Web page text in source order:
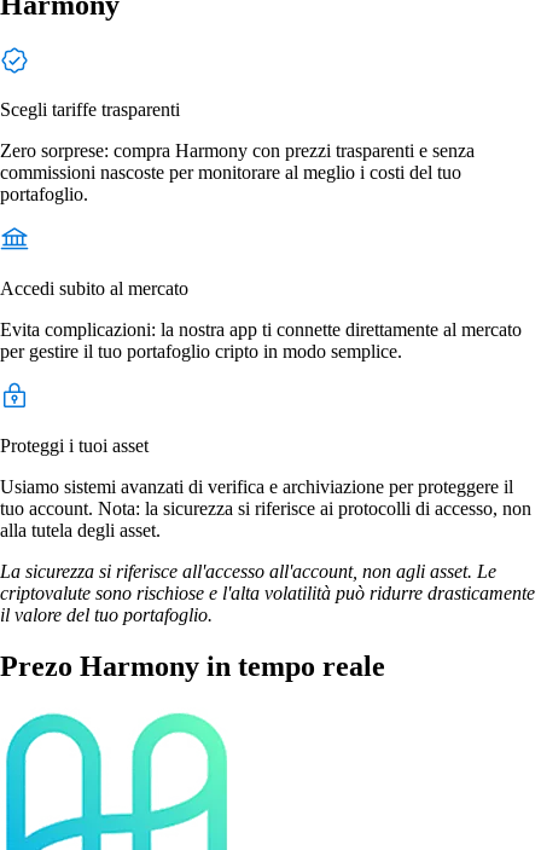
Scegli tariffe trasparenti
Zero sorprese: compra Harmony con prezzi trasparenti e senza
commissioni nascoste per monitorare al meglio i costi del tuo
portafoglio.
Accedi subito al mercato
Evita complicazioni: la nostra app ti connette direttamente al mercato
per gestire il tuo portafoglio cripto in modo semplice.
Proteggi i tuoi asset
Usiamo sistemi avanzati di verifica e archiviazione per proteggere il
tuo account. Nota: la sicurezza si riferisce ai protocolli di accesso, non
alla tutela degli asset.
La sicurezza si riferisce all'accesso all'account, non agli asset. Le
criptovalute sono rischiose e l'alta volatilità può ridurre drasticamente
il valore del tuo portafoglio.
Prezo Harmony in tempo reale